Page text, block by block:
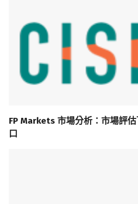
FP Markets 市場分析：市場評
口